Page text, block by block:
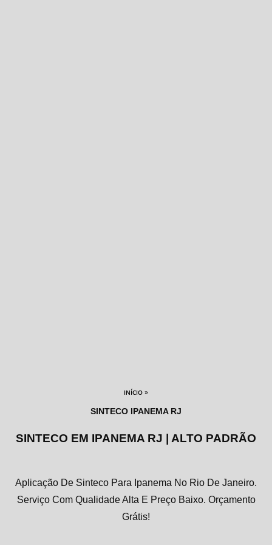
INÍCIO »
SINTECO IPANEMA RJ
SINTECO EM IPANEMA RJ | ALTO PADRÃO
Aplicação De Sinteco Para Ipanema No Rio De Janeiro.
Serviço Com Qualidade Alta E Preço Baixo. Orçamento
Grátis!